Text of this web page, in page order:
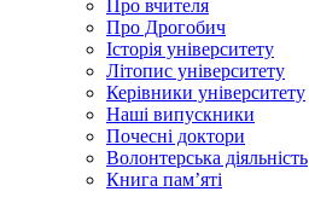
Про вчителя
Про Дрогобич
Історія університету
Літопис університету
Керівники університету
Наші випускники
Почесні доктори
Волонтерська діяльність
Книга пам’яті